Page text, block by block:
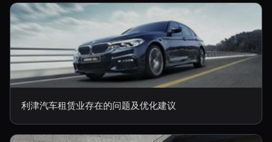
利津汽车租赁业存在的问题及优化建议